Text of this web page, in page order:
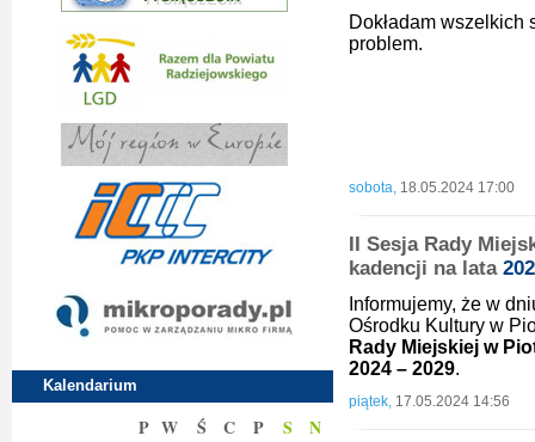
Kalendarium
P W Ś C P S N
Dokładam
problem.
sobota, 18.05.2024 17:00
II Sesja Rady
kadencji na lata
Informujemy, że w
Ośrodku Kultury w
Rady Miejskiej w
2024 – 2029.
piątek, 17.05.2024 14:56